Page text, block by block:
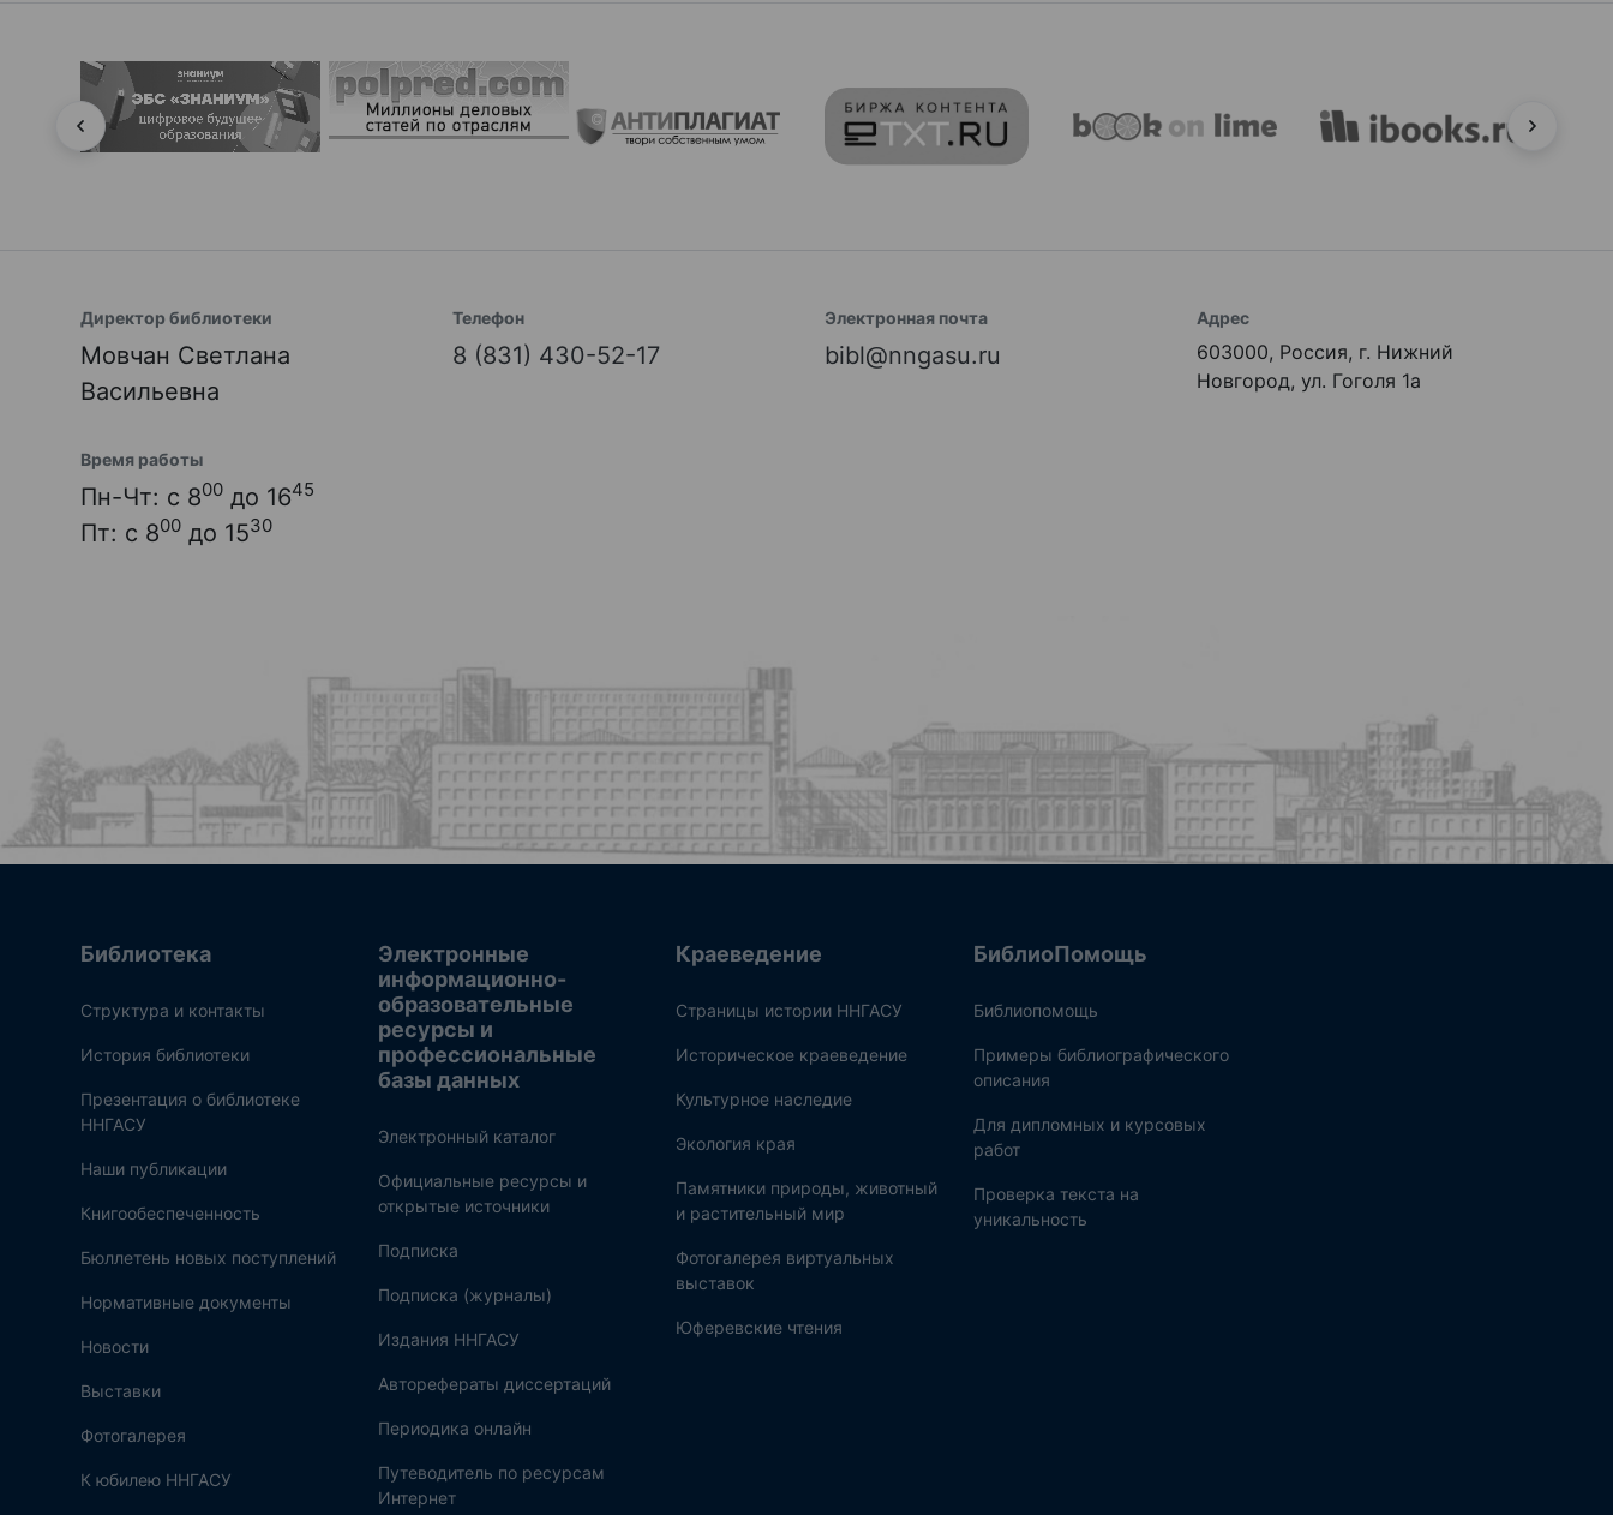
Директор библиотеки
Мовчан Светлана
Васильевна
Телефон
8 (831) 430-52-17
Электронная почта
bibl@nngasu.ru
Адрес
603000, Россия, г. Нижний
Новгород, ул. Гоголя 1а
Время работы
Пн-Чт: с 800 до 1645
Пт: с 800 до 1530
Библиотека
Структура и контакты
История библиотеки
Презентация о библиотеке
ННГАСУ
Наши публикации
Книгообеспеченность
Бюллетень новых поступлений
Нормативные документы
Новости
Выставки
Фотогалерея
К юбилею ННГАСУ
Электронные
информационно-
образовательные
ресурсы и
профессиональные
базы данных
Электронный каталог
Официальные ресурсы и
открытые источники
Подписка
Подписка (журналы)
Издания ННГАСУ
Авторефераты диссертаций
Периодика онлайн
Путеводитель по ресурсам
Интернет
Краеведение
Страницы истории ННГАСУ
Историческое краеведение
Культурное наследие
Экология края
Памятники природы, животный
и растительный мир
Фотогалерея виртуальных
выставок
Юферевские чтения
БиблиоПомощь
Библиопомощь
Примеры библиографического
описания
Для дипломных и курсовых
работ
Проверка текста на
уникальность